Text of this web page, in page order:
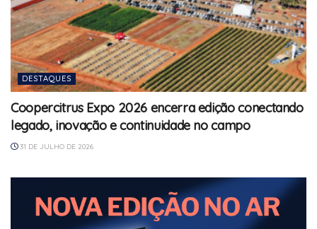
DESTAQUES
Coopercitrus Expo 2026 encerra edição conectando
legado, inovação e continuidade no campo
31 DE JULHO DE 2026